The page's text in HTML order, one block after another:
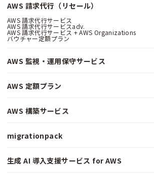
AWS 請求代行（リセール）
AWS 請求代行サービス
AWS 請求代行サービスadv.
AWS 請求代行サービス + AWS Organizations
バウチャー定額プラン
AWS 監視・運用保守サービス
AWS 定額プラン
AWS 構築サービス
migrationpack
生成 AI 導入支援サービス for AWS